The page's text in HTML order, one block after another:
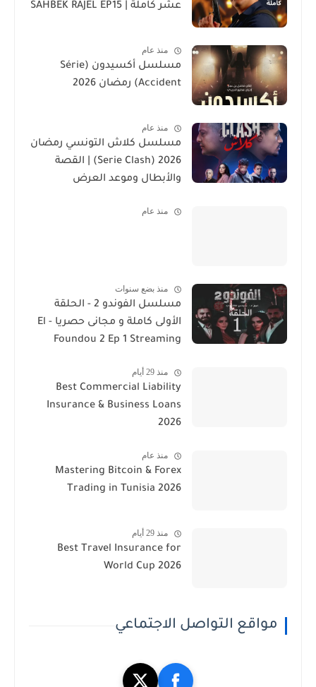
عشر كاملة | SAHBEK RAJEL EP15
منذ عام
مسلسل أكسيدون (Série
Accident) رمضان 2026
منذ عام
مسلسل كلاش التونسي رمضان
2026 (Serie Clash) | القصة
والأبطال وموعد العرض
منذ عام
منذ بضع سنوات
مسلسل الفوندو 2 - الحلقة
الأولى كاملة و مجانى حصريا - El
Foundou 2 Ep 1 Streaming
منذ 29 أيام
Best Commercial Liability
Insurance & Business Loans
2026
منذ عام
Mastering Bitcoin & Forex
Trading in Tunisia 2026
منذ 29 أيام
Best Travel Insurance for
World Cup 2026
مواقع التواصل الاجتماعي